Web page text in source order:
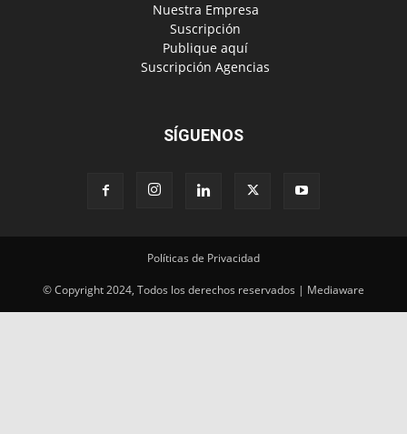
‎ Nuestra Empresa
‎ Suscripción
‎ Publique aquí
‎ Suscripción Agencias
SÍGUENOS
Políticas de Privacidad
© Copyright 2024, Todos los derechos reservados | Mediaware